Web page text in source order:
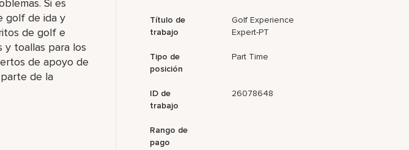
Si es
golf de ida y
de golf e
y toallas para los
de apoyo de
de la
Título de
trabajo
Golf Experience
Expert-PT
Tipo de
posición
Part Time
ID de
trabajo
26078648
Rango de
pago